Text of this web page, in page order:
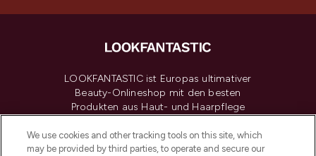
LOOKFANTASTIC ist Europas ultimativer
Beauty-Onlineshop mit den besten
Produkten aus Haut- und Haarpflege
renommierten Marken. Shoppe online
oder über die App mit kostenloser
We use cookies and other tracking tools on this site, which
may be provided by third parties, to operate and secure our